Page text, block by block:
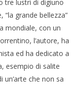
tre lustri di digiuno
grande bellezza”
mondiale, con un
l’autore, ha
ed ha dedicato a
esempio di salite
che non sa